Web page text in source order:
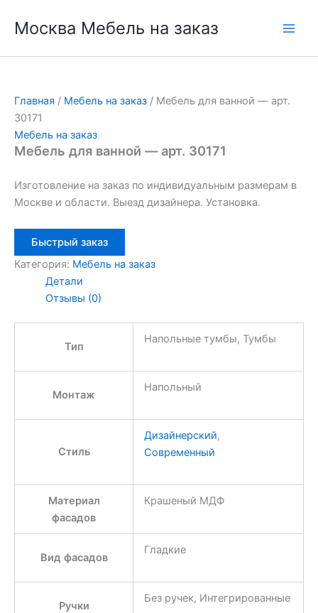
Москва Мебель на заказ
Главная / Мебель на заказ / Мебель для ванной — арт.
30171
Мебель на заказ
Мебель для ванной — арт. 30171
Изготовление на заказ по индивидуальным размерам в
Москве и области. Выезд дизайнера. Установка.
Быстрый заказ
Категория: Мебель на заказ
Детали
Отзывы (0)
Тип
Напольные тумбы, Тумбы
Монтаж
Напольный
Стиль
Дизайнерский,
Современный
Материал
фасадов
Крашеный МДФ
Вид фасадов
Гладкие
Ручки
Без ручек, Интегрированные